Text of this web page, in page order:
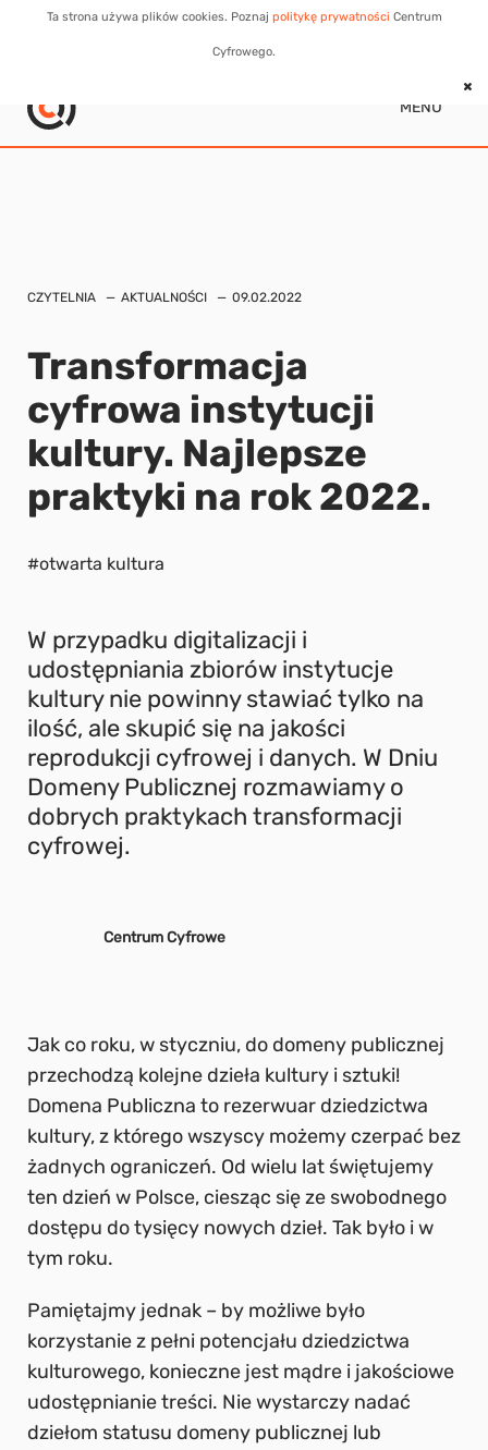
Ta strona używa plików cookies. Poznaj politykę prywatności Centrum
Cyfrowego.
MENU
CZYTELNIA AKTUALNOŚCI 09.02.2022
Transformacja
cyfrowa instytucji
kultury. Najlepsze
praktyki na rok 2022.
#otwarta kultura
W przypadku digitalizacji i
udostępniania zbiorów instytucje
kultury nie powinny stawiać tylko na
ilość, ale skupić się na jakości
reprodukcji cyfrowej i danych. W Dniu
Domeny Publicznej rozmawiamy o
dobrych praktykach transformacji
cyfrowej.
Centrum Cyfrowe
Jak co roku, w styczniu, do domeny publicznej
przechodzą kolejne dzieła kultury i sztuki!
Domena Publiczna to rezerwuar dziedzictwa
kultury, z którego wszyscy możemy czerpać bez
żadnych ograniczeń. Od wielu lat świętujemy
ten dzień w Polsce, ciesząc się ze swobodnego
dostępu do tysięcy nowych dzieł. Tak było i w
tym roku.
Pamiętajmy jednak – by możliwe było
korzystanie z pełni potencjału dziedzictwa
kulturowego, konieczne jest mądre i jakościowe
udostępnianie treści. Nie wystarczy nadać
dziełom statusu domeny publicznej lub